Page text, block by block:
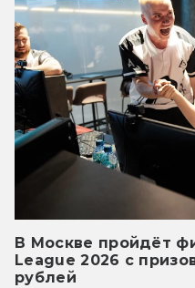
В Москве пройдёт
League 2026 с
рублей